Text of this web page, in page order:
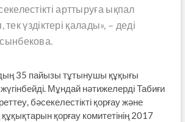
арттыруға ықпал
тек үздіктері қалады», – деді
35 пайызы тұтынушы құқығы
Мұндай нәтижелерді Табиғи
бәсекелестікті қорғау және
қорғау комитетінің 2017